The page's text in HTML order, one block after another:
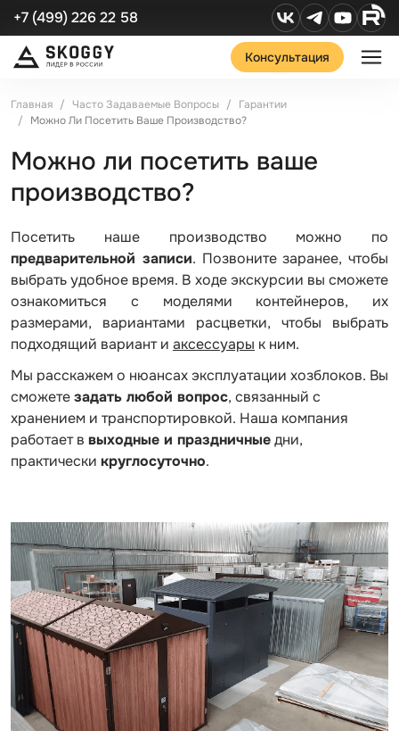
+7 (499) 226 22 58
Консультация
Главная Часто Задаваемые Вопросы
Гарантии
Можно Ли Посетить Ваше Производство?
Можно ли посетить ваше
производство?
Посетить наше производство можно по
предварительной записи. Позвоните заранее, чтобы
выбрать удобное время. В ходе экскурсии вы сможете
ознакомиться с моделями контейнеров, их
размерами, вариантами расцветки, чтобы выбрать
подходящий вариант и аксессуары к ним.
Мы расскажем о нюансах эксплуатации хозблоков. Вы
сможетезадать любой вопрос, связанный с
хранением и транспортировкой. Наша компания
работает в выходные и праздничныедни,
практически круглосуточно.